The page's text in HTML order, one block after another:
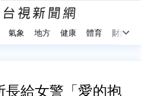
氣象 地方 健康 體育 財經
長給女警「愛的抱